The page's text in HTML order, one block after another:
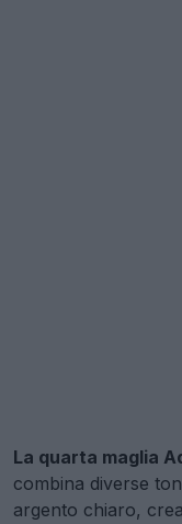
La quarta maglia
combina diverse
argento chiaro,